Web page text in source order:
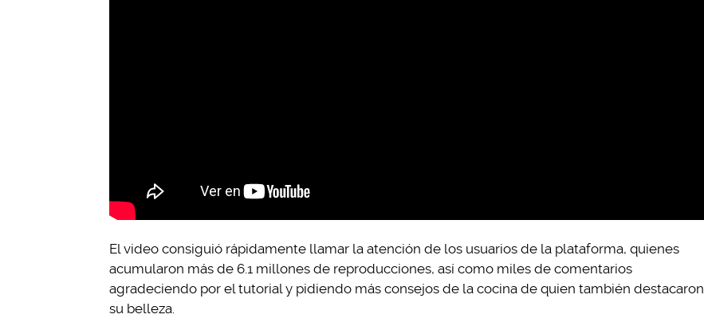
El video consiguió rápidamente llamar la atención de los usuarios de la plataforma, quienes
acumularon más de 6.1 millones de reproducciones, así como miles de comentarios
agradeciendo por el tutorial y pidiendo más consejos de la cocina de quien también destacaron
su belleza.